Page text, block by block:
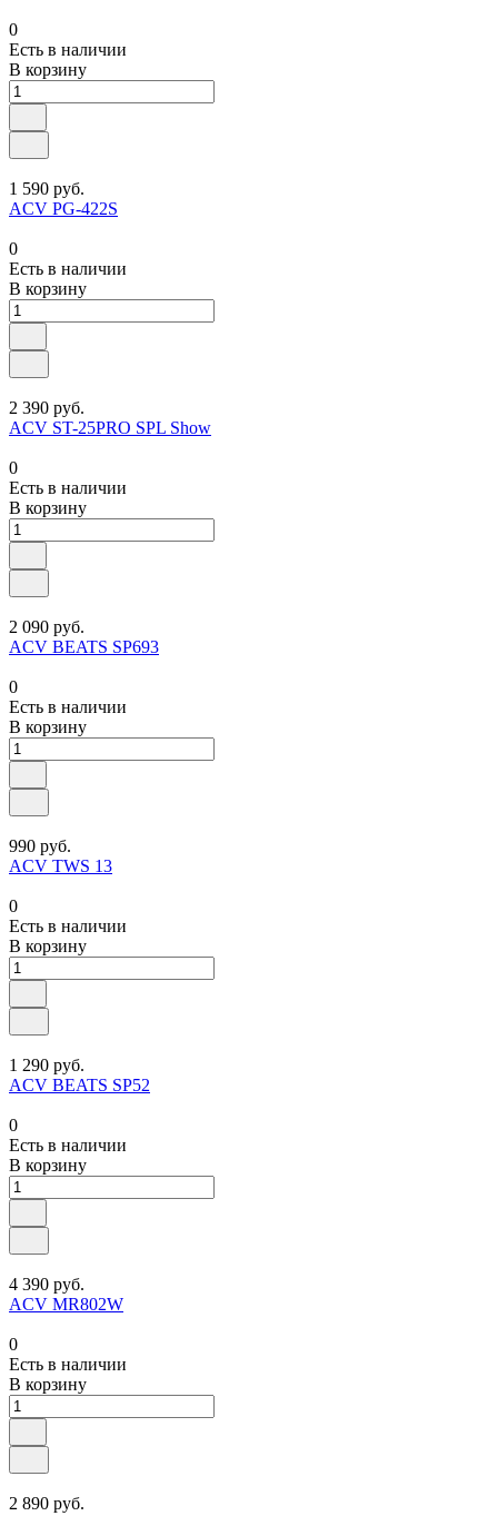
0
Есть в наличии
В корзину
1 590 руб.
ACV PG-422S
0
Есть в наличии
В корзину
2 390 руб.
ACV ST-25PRO SPL Show
0
Есть в наличии
В корзину
2 090 руб.
ACV BEATS SP693
0
Есть в наличии
В корзину
990 руб.
ACV TWS 13
0
Есть в наличии
В корзину
1 290 руб.
ACV BEATS SP52
0
Есть в наличии
В корзину
4 390 руб.
ACV MR802W
0
Есть в наличии
В корзину
2 890 руб.